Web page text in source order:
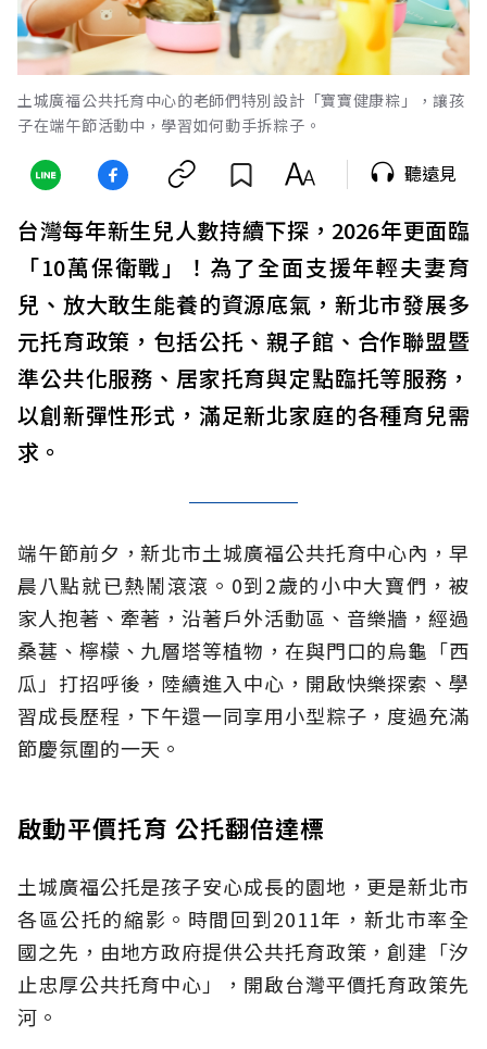
土城廣福公共托育中心的老師們特別設計「寶寶健康粽」，讓孩
子在端午節活動中，學習如何動手拆粽子。
聽遠見
台灣每年新生兒人數持續下探，2026年更面臨
「10萬保衛戰」！為了全面支援年輕夫妻育
兒、放大敢生能養的資源底氣，新北市發展多
元托育政策，包括公托、親子館、合作聯盟暨
準公共化服務、居家托育與定點臨托等服務，
以創新彈性形式，滿足新北家庭的各種育兒需
求。
端午節前夕，新北市土城廣福公共托育中心內，早
晨八點就已熱鬧滾滾。0到2歲的小中大寶們，被
家人抱著、牽著，沿著戶外活動區、音樂牆，經過
桑葚、檸檬、九層塔等植物，在與門口的烏龜「西
瓜」打招呼後，陸續進入中心，開啟快樂探索、學
習成長歷程，下午還一同享用小型粽子，度過充滿
節慶氛圍的一天。
啟動平價托育 公托翻倍達標
土城廣福公托是孩子安心成長的園地，更是新北市
各區公托的縮影。時間回到2011年，新北市率全
國之先，由地方政府提供公共托育政策，創建「汐
止忠厚公共托育中心」，開啟台灣平價托育政策先
河。